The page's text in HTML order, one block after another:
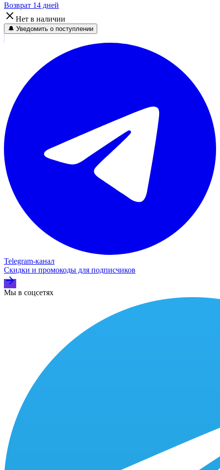
Возврат 14 дней
Нет в наличии
🔔 Уведомить о поступлении
Telegram‑канал
Скидки и промокоды для подписчиков
Мы в соцсетях